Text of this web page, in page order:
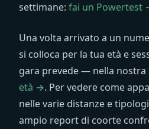
settimane: fai un Powertest
Una volta arrivato a un
si colloca per la tua età e
gara prevede — nella nostra
età →. Per vedere come
nelle varie distanze e
ampio report di coorte